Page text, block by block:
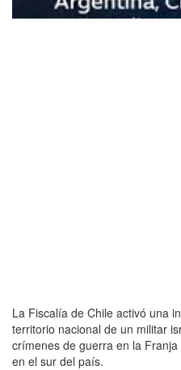
La Fiscalía de Chile activó una
territorio nacional de un militar
crímenes de guerra en la
en el sur del país.